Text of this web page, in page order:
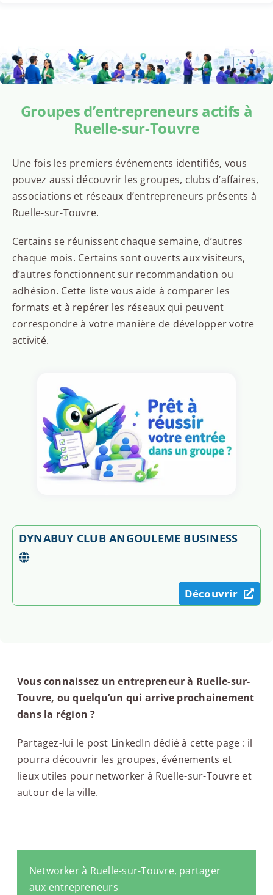
Groupes d’entrepreneurs actifs à
Ruelle-sur-Touvre
Une fois les premiers événements identifiés, vous
pouvez aussi découvrir les groupes, clubs d’affaires,
associations et réseaux d’entrepreneurs présents à
Ruelle-sur-Touvre.
Certains se réunissent chaque semaine, d’autres
chaque mois. Certains sont ouverts aux visiteurs,
d’autres fonctionnent sur recommandation ou
adhésion. Cette liste vous aide à comparer les
formats et à repérer les réseaux qui peuvent
correspondre à votre manière de développer votre
activité.
DYNABUY CLUB ANGOULEME BUSINESS
Découvrir
Vous connaissez un entrepreneur à Ruelle-sur-
Touvre, ou quelqu’un qui arrive prochainement
dans la région ?
Partagez-lui le post LinkedIn dédié à cette page : il
pourra découvrir les groupes, événements et
lieux utiles pour networker à Ruelle-sur-Touvre et
autour de la ville.
Networker à Ruelle-sur-Touvre, partager
aux entrepreneurs